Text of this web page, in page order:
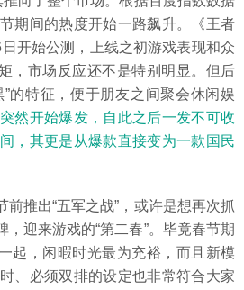
期间的热度开始一路飙升。《王者
开始公测，上线之初游戏表现和众
，市场反应还不是特别明显。但后
的特征，便于朋友之间聚会休闲娱
然开始爆发，自此之后一发不可收
，其更是从爆款直接变为一款国民
前推出“五军之战”，或许是想再次抓
迎来游戏的“第二春”。毕竟春节期
起，闲暇时光最为充裕，而且新模
、必须双排的设定也非常符合大家